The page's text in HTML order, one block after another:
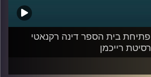
בית הספר דינה רקנאטי
רייכמן